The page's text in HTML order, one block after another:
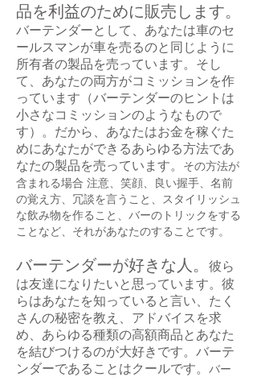
品を利益のために販売します。
バーテンダーとして、あなたは車のセ
ールスマンが車を売るのと同じように
所有者の製品を売っています。そし
て、あなたの両方がコミッションを作
っています（バーテンダーのヒントは
小さなコミッションのようなもので
す）。だから、あなたはお金を稼ぐた
めにあなたができるあらゆる方法であ
なたの製品を売っています。 その方法が
含まれる場合 注意、笑顔、良い握手、名前
の覚え方、冗談を言うこと、スタイリッシュ
な飲み物を作ること、バーのトリックをする
ことなど、それがあなたのすることです。
バーテンダーが好きな人。
彼ら
は友達になりたいと思っています。彼
らはあなたを知っていると言い、たく
さんの秘密を教え、アドバイスを求
め、あらゆる種類の高額商品とあなた
を結びつけるのが大好きです。バーテ
ンダーであることはクールです。 バー